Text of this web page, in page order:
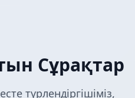
Сұрақтар
түрлендіргішіміз,